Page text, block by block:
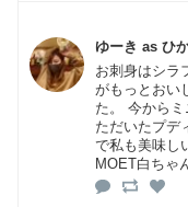
ゆーき as ひ
お刺身はシラ
がもっとおい
た。 今から
ただいたプデ
で私も美味し
MOET白ちゃ